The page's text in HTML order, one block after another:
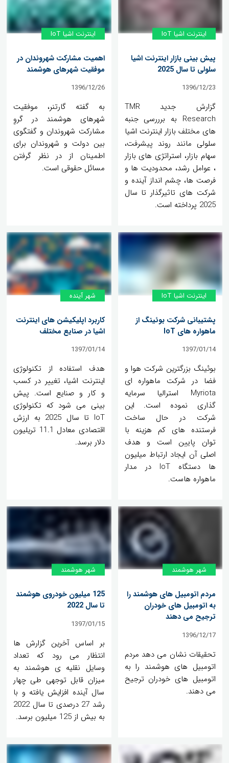
اینترنت اشیا IoT
پیش بینی بازار اینترنت اشیا
سلولی تا سال 2025
1396/12/23
گزارش جدید TMR
Research به برررسی جنبه
های مختلف بازار اینترنت اشیا
سلولی مانند روند پیشرفت،
سهام بازار، استراتژی های بازار
، عوامل رشد، محدودیت ها و
فرصت ها، چشم انداز آینده و
شرکت های تاثیرگذار تا سال
2025 پرداخته است.
اینترنت اشیا IoT
اهمیت مشارکت شهروندان در
موفقیت شهرهای هوشمند
1396/12/26
به گفته گارتنر، موفقیت
شهرهای هوشمند در گروِ
مشارکت شهروندان و گفتگوی
بین دولت و شهروندان برای
اطمینان از در نظر گرفتن
مسائل حقوقی است.
اینترنت اشیا IoT
پشتیبانی شرکت بوئینگ از
ماهواره های IoT
1397/01/14
بوئینگ بزرگترین شرکت هوا و
فضا در شرکت ماهواره ای
Myriota استرالیا سرمایه
گذاری نموده است. این
شرکت در حال ساخت
فرستنده های کم هزینه با
توان پایین است و هدف
اصلی آن ایجاد ارتباط میلیون
ها دستگاه IoT در مدار
ماهواره هاست.
شهر آینده
کاربرد اپلیکیشن های اینترنت
اشیا در صنایع مختلف
1397/01/14
هدف استفاده از تکنولوژی
اینترنت اشیا، تغییر در کسب
و کار و صنایع است. پیش
بینی می شود که تکنولوژی
IoT تا سال 2025 به ارزش
اقتصادی معادل 11.1 تریلیون
دلار برسد.
شهر هوشمند
مردم اتومبیل های هوشمند را
به اتومبیل های خودران
ترجیح می دهند
1396/12/17
تحقیقات نشان می دهد مردم
اتومبیل های هوشمند را به
اتومبیل های خودران ترجیح
می دهند.
شهر هوشمند
125 میلیون خودروی هوشمند
تا سال 2022
1397/01/15
بر اساس آخرین گزارش ها
انتظار می رود که تعداد
وسایل نقلیه ی هوشمند به
میزان قابل توجهی طی چهار
سال آینده افزایش یافته و با
رشد 27 درصدی تا سال 2022
به بیش از 125 میلیون برسد.